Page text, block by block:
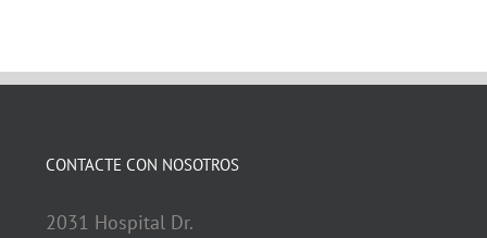
CONTACTE CON NOSOTROS
2031 Hospital Dr.